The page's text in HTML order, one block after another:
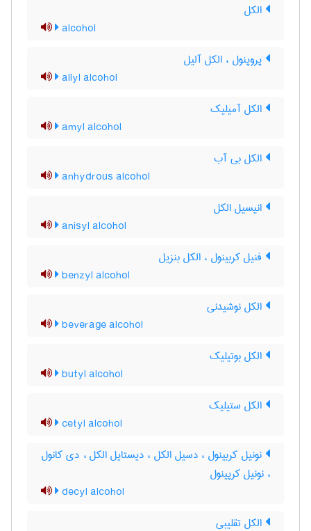
الکل
alcohol
پروپنول ، الکل آلیل
allyl alcohol
الکل آمیلیک
amyl alcohol
الکل بی آب
anhydrous alcohol
انیسیل الکل
anisyl alcohol
فنیل کربینول ، الکل بنزیل
benzyl alcohol
الکل نوشیدنی
beverage alcohol
الکل بوتیلیک
butyl alcohol
الکل ستیلیک
cetyl alcohol
نونیل کربینول ، دسیل الکل ، دیستایل الکل ، دی کانول
، نونیل کرپینول
decyl alcohol
الکل تقلیبی